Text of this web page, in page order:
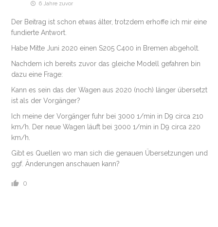
6 Jahre zuvor
Der Beitrag ist schon etwas älter, trotzdem erhoffe ich mir eine
fundierte Antwort.
Habe Mitte Juni 2020 einen S205 C400 in Bremen abgeholt.
Nachdem ich bereits zuvor das gleiche Modell gefahren bin
dazu eine Frage:
Kann es sein das der Wagen aus 2020 (noch) länger übersetzt
ist als der Vorgänger?
Ich meine der Vorgänger fuhr bei 3000 1/min in D9 circa 210
km/h. Der neue Wagen läuft bei 3000 1/min in D9 circa 220
km/h.
Gibt es Quellen wo man sich die genauen Übersetzungen und
ggf. Änderungen anschauen kann?
0